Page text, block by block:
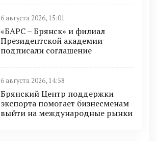
6 августа 2026, 15:01
«БАРС – Брянск» и филиал
Президентской академии
подписали соглашение
6 августа 2026, 14:58
Брянский Центр поддержки
экспорта помогает бизнесменам
выйти на международные рынки